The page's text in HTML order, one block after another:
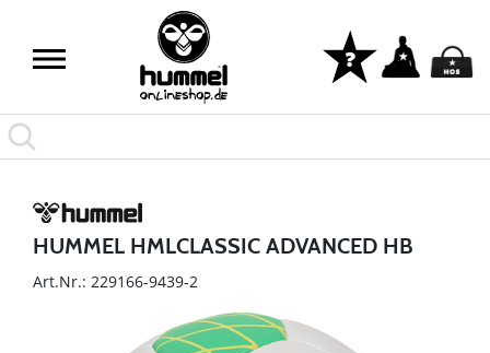
HUMMEL HMLCLASSIC ADVANCED HB
Art.Nr.: 229166-9439-2